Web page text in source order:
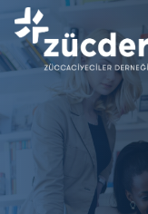
ZÜCDER
Bilgi Bankası
Haberler